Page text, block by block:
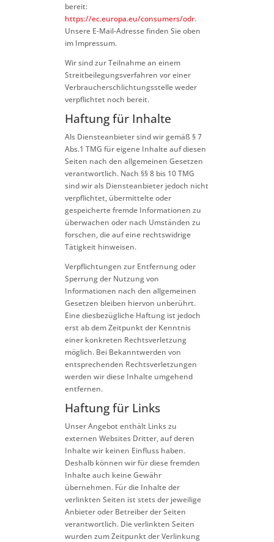
bereit:
https://ec.europa.eu/consumers/odr.
Unsere E-Mail-Adresse finden Sie oben
im Impressum.
Wir sind zur Teilnahme an einem
Streitbeilegungsverfahren vor einer
Verbraucherschlichtungsstelle weder
verpflichtet noch bereit.
Haftung für Inhalte
Als Diensteanbieter sind wir gemäß § 7
Abs.1 TMG für eigene Inhalte auf diesen
Seiten nach den allgemeinen Gesetzen
verantwortlich. Nach §§ 8 bis 10 TMG
sind wir als Diensteanbieter jedoch nicht
verpflichtet, übermittelte oder
gespeicherte fremde Informationen zu
überwachen oder nach Umständen zu
forschen, die auf eine rechtswidrige
Tätigkeit hinweisen.
Verpflichtungen zur Entfernung oder
Sperrung der Nutzung von
Informationen nach den allgemeinen
Gesetzen bleiben hiervon unberührt.
Eine diesbezügliche Haftung ist jedoch
erst ab dem Zeitpunkt der Kenntnis
einer konkreten Rechtsverletzung
möglich. Bei Bekanntwerden von
entsprechenden Rechtsverletzungen
werden wir diese Inhalte umgehend
entfernen.
Haftung für Links
Unser Angebot enthält Links zu
externen Websites Dritter, auf deren
Inhalte wir keinen Einfluss haben.
Deshalb können wir für diese fremden
Inhalte auch keine Gewähr
übernehmen. Für die Inhalte der
verlinkten Seiten ist stets der jeweilige
Anbieter oder Betreiber der Seiten
verantwortlich. Die verlinkten Seiten
wurden zum Zeitpunkt der Verlinkung